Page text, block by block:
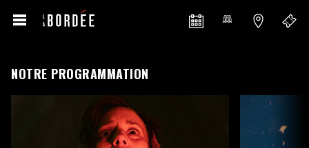
NOTRE PROGRAMMATION